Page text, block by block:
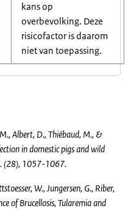
kans op
overbevolking. Deze
risicofactor is daarom
niet van toepassing.
Albert, D., Thiébaud, M., &
in domestic pigs and wild
(28), 1057-1067.
W., Jungersen, G., Riber,
of Brucellosis, Tularemia and